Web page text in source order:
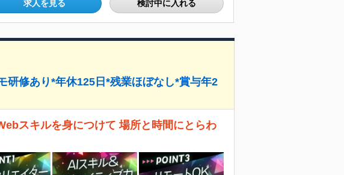
求人を見る 検討中に入れる
研修あり*年休125日*残業ほぼなし*賞与年2
スキルを身につけて 場所と時間にとらわ